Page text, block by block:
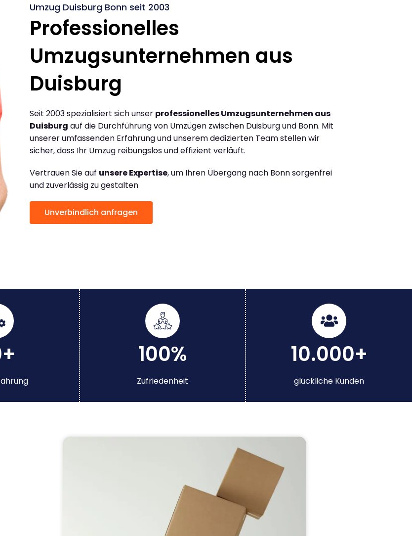
Umzug Duisburg Bonn seit 2003
Professionelles
Umzugsunternehmen aus
Duisburg
Seit 2003 spezialisiert sich unser professionelles Umzugsunternehmen aus
Duisburg auf die Durchführung von Umzügen zwischen Duisburg und Bonn. Mit
unserer umfassenden Erfahrung und unserem dedizierten Team stellen wir
sicher, dass Ihr Umzug reibungslos und effizient verläuft.
Vertrauen Sie auf unsere Expertise, um Ihren Übergang nach Bonn sorgenfrei
und zuverlässig zu gestalten
Unverbindlich anfragen
100%
Zufriedenheit
10.000+
glückliche Kunden